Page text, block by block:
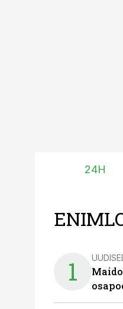
24H
1